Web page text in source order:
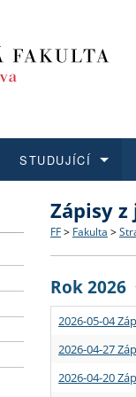
Struktura
Strategie
Podpora
Co
Učitelské
STUDUJÍCÍ
Rigorózní
O vědě a
Granty a
Aktuální
Zápisy
FF > Fakulta >
Rok 2026
2026-05-04
2026-04-27
2026-04-20